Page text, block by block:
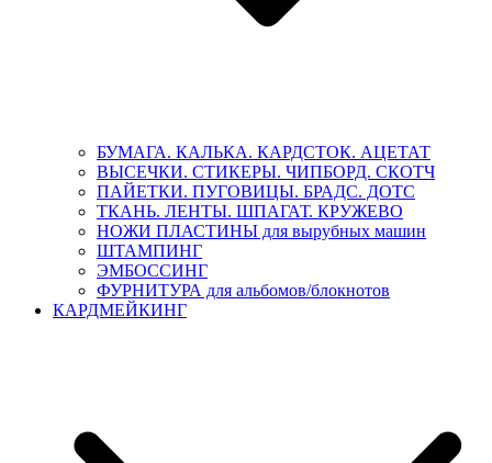
БУМАГА. КАЛЬКА. КАРДСТОК. АЦЕТАТ
ВЫСЕЧКИ. СТИКЕРЫ. ЧИПБОРД. СКОТЧ
ПАЙЕТКИ. ПУГОВИЦЫ. БРАДС. ДОТС
ТКАНЬ. ЛЕНТЫ. ШПАГАТ. КРУЖЕВО
НОЖИ ПЛАСТИНЫ для вырубных машин
ШТАМПИНГ
ЭМБОССИНГ
ФУРНИТУРА для альбомов/блокнотов
КАРДМЕЙКИНГ